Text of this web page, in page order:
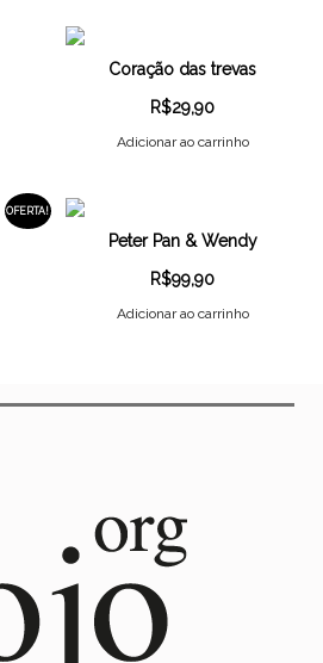
Coração das trevas
R$29,90
Adicionar ao carrinho
OFERTA!
Peter Pan & Wendy
R$99,90
Adicionar ao carrinho